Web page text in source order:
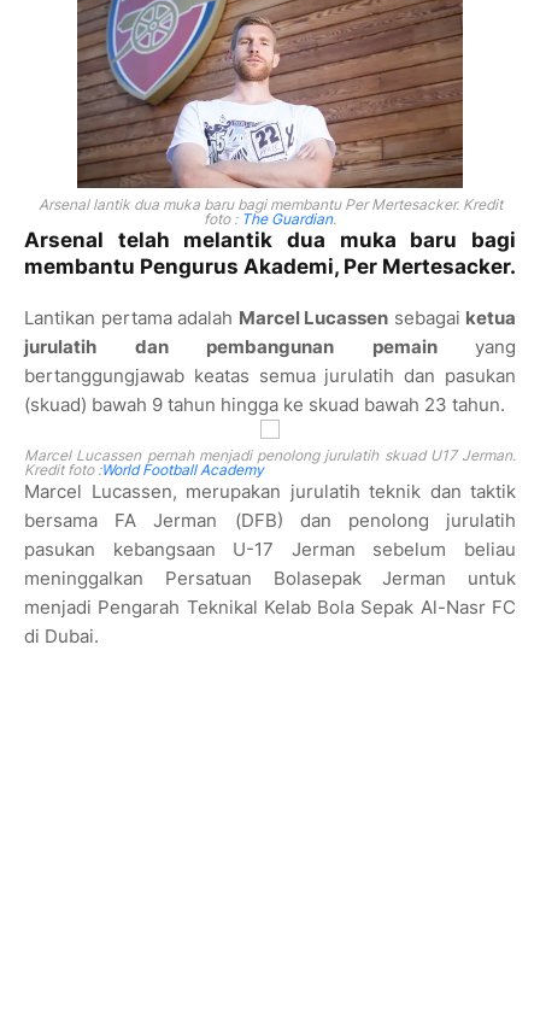
Arsenal lantik dua muka baru bagi membantu Per Mertesacker. Kredit
foto : The Guardian.
Arsenal telah melantik dua muka baru bagi
membantu Pengurus Akademi, Per Mertesacker.
Lantikan pertama adalah Marcel Lucassen sebagai ketua
jurulatih dan pembangunan pemain yang
bertanggungjawab keatas semua jurulatih dan pasukan
(skuad) bawah 9 tahun hingga ke skuad bawah 23 tahun.
Marcel Lucassen pernah menjadi penolong jurulatih skuad U17 Jerman.
Kredit foto :World Football Academy
Marcel Lucassen, merupakan jurulatih teknik dan taktik
bersama FA Jerman (DFB) dan penolong jurulatih
pasukan kebangsaan U-17 Jerman sebelum beliau
meninggalkan Persatuan Bolasepak Jerman untuk
menjadi Pengarah Teknikal Kelab Bola Sepak Al-Nasr FC
di Dubai.